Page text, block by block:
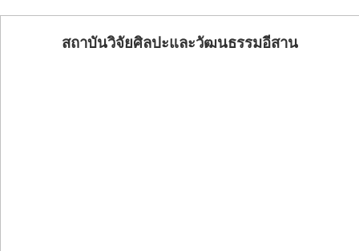
สถาบันวิจัยศิลปะและวัฒนธรรมอีสาน